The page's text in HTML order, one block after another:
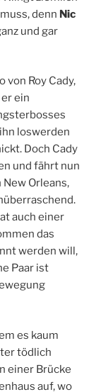
denn Nic
und gar
von Roy Cady,
ein
loswerden
Doch Cady
und fährt nun
Orleans,
auch einer
das
werden will,
Paar ist
es kaum
tödlich
einer Brücke
auf, wo